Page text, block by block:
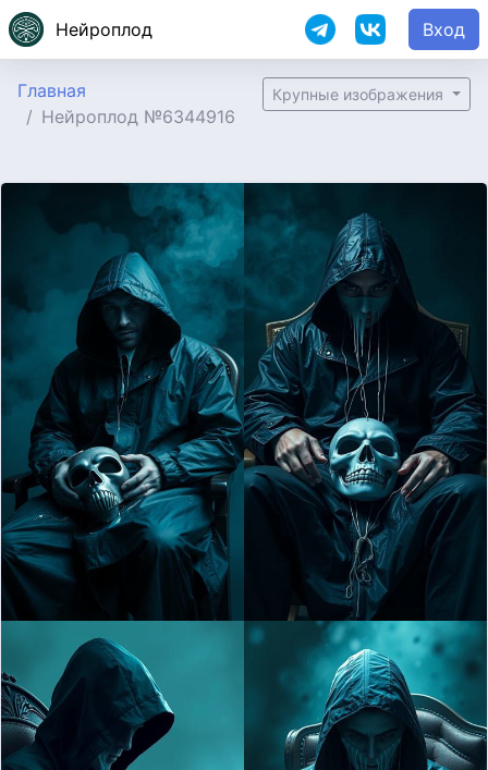
Нейроплод Вход
Главная
Нейроплод №6344916
Крупные изображения